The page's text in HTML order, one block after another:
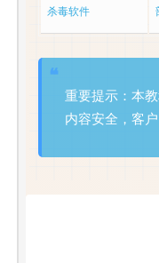
杀毒软件
重要提示：本
内容安全，客